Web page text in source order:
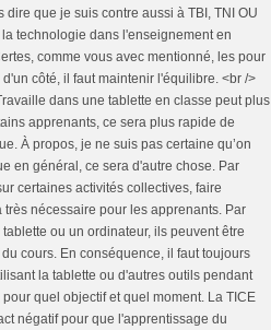
que je suis contre aussi à TBI, TNI OU
technologie dans l'enseignement en
comme vous avec mentionné, les pour
côté, il faut maintenir l'équilibre. <br />
dans une tablette en classe peut plus
apprenants, ce sera plus rapide de
À propos, je ne suis pas certaine qu’on
en général, ce sera d'autre chose. Par
certaines activités collectives, faire
nécessaire pour les apprenants. Par
ou un ordinateur, ils peuvent être
cours. En conséquence, il faut toujours
la tablette ou d'autres outils pendant
quel objectif et quel moment. La TICE
négatif pour que l'apprentissage du